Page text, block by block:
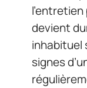
devient
inhabituel
signes